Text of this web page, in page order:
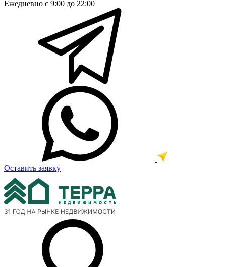
Ежедневно с 9:00 до 22:00
Оставить заявку